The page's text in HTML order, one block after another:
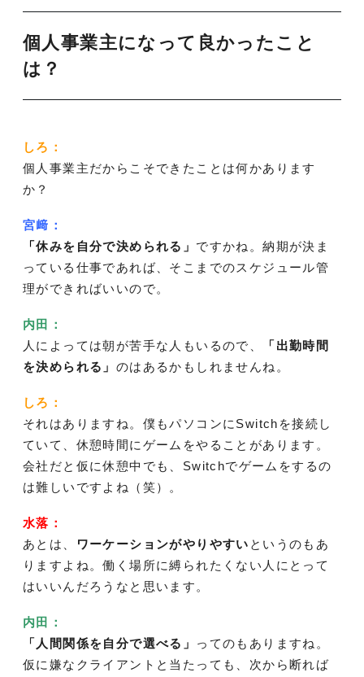
個人事業主になって良かったこと
は？
しろ：
個人事業主だからこそできたことは何かあります
か？
宮﨑：
「休みを自分で決められる」 ですかね。納期が決ま
っている仕事であれば、そこまでのスケジュール管
理ができればいいので。
内田：
人によっては朝が苦手な人もいるので、
「出勤時間
を決められる」 のはあるかもしれませんね。
しろ：
それはありますね。僕もパソコンにSwitchを接続し
ていて、休憩時間にゲームをやることがあります。
会社だと仮に休憩中でも、Switchでゲームをするの
は難しいですよね（笑）。
水落：
あとは、
ワーケーションがやりやすい というのもあ
りますよね。働く場所に縛られたくない人にとって
はいいんだろうなと思います。
内田：
「人間関係を自分で選べる」
ってのもありますね。
仮に嫌なクライアントと当たっても、次から断れば